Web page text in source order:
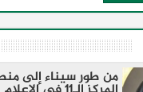
من طور سيناء إلى